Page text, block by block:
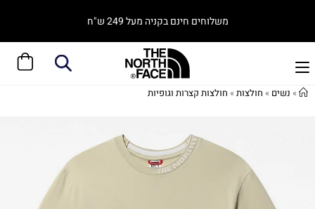
משלוחים חינם בקניה מעל 249 ש"ח
» נשים » חולצות» חולצות קצרות וגופיות